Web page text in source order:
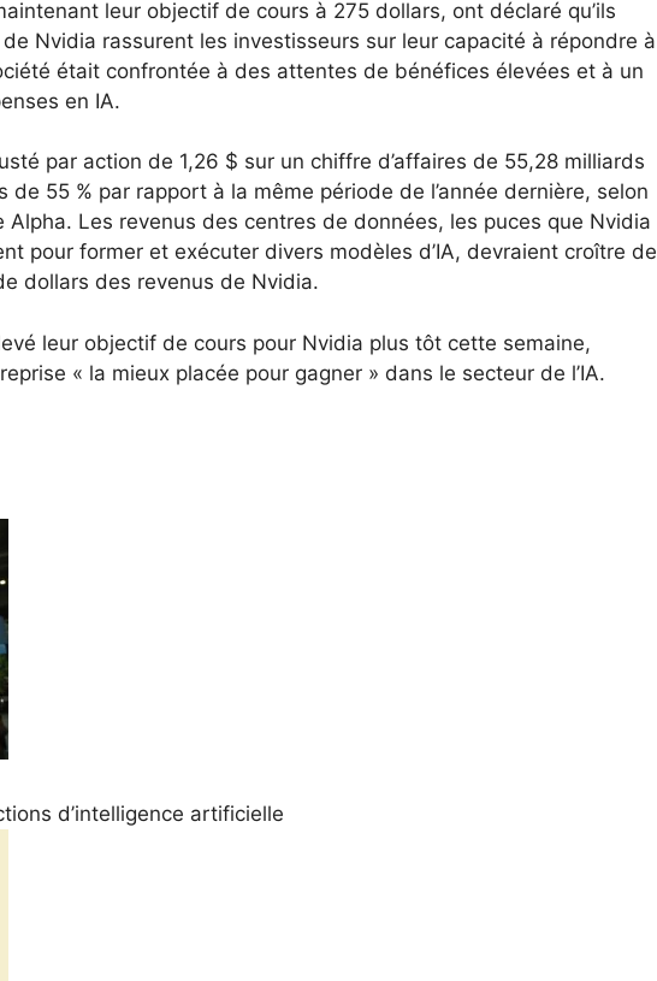
leur objectif de cours à 275 dollars, ont déclaré qu’ils
Nvidia rassurent les investisseurs sur leur capacité à répondre à
était confrontée à des attentes de bénéfices élevées et à un
en IA.
par action de 1,26 $ sur un chiffre d’affaires de 55,28 milliards
55 % par rapport à la même période de l’année dernière, selon
Les revenus des centres de données, les puces que Nvidia
pour former et exécuter divers modèles d’IA, devraient croître de
dollars des revenus de Nvidia.
leur objectif de cours pour Nvidia plus tôt cette semaine,
« la mieux placée pour gagner » dans le secteur de l’IA.
d’intelligence artificielle